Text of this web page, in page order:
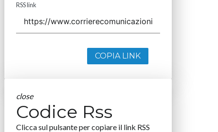
RSS link
COPIA LINK
close
Codice Rss
Clicca sul pulsante per copiare il link RSS